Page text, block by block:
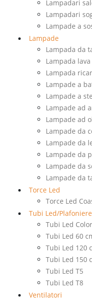
Lampadari
Lampadari
Lampade a
Lampade
Lampada da
Lampada lava
Lampada
Lampade a
Lampade a
Lampade ad
Lampade ad
Lampade da
Lampade da
Lampade da
Lampade da
Lampade da
Torce Led
Torce Led
Tubi Led/Plafoniere
Tubi Led
Tubi Led 60
Tubi Led 120
Tubi Led 150
Tubi Led T5
Tubi Led T8
Ventilatori